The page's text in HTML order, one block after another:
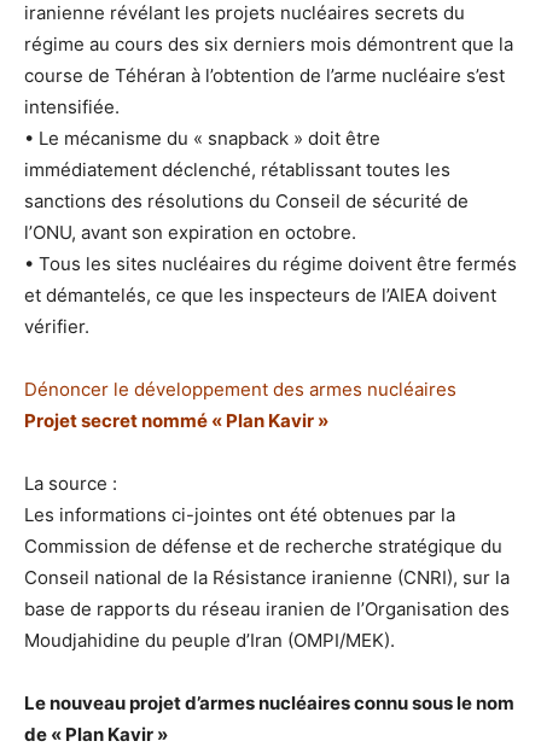
iranienne révélant les projets nucléaires secrets du
régime au cours des six derniers mois démontrent que la
course de Téhéran à l’obtention de l’arme nucléaire s’est
intensifiée.
• Le mécanisme du « snapback » doit être
immédiatement déclenché, rétablissant toutes les
sanctions des résolutions du Conseil de sécurité de
l’ONU, avant son expiration en octobre.
• Tous les sites nucléaires du régime doivent être fermés
et démantelés, ce que les inspecteurs de l’AIEA doivent
vérifier.
Dénoncer le développement des armes nucléaires
Projet secret nommé « Plan Kavir »
La source :
Les informations ci-jointes ont été obtenues par la
Commission de défense et de recherche stratégique du
Conseil national de la Résistance iranienne (CNRI), sur la
base de rapports du réseau iranien de l’Organisation des
Moudjahidine du peuple d’Iran (OMPI/MEK).
Le nouveau projet d’armes nucléaires connu sous le nom
de « Plan Kavir »